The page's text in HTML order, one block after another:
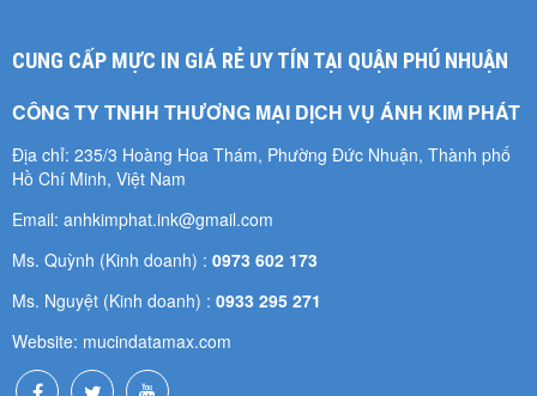
CUNG CẤP MỰC IN GIÁ RẺ UY TÍN TẠI QUẬN PHÚ NHUẬN
CÔNG TY TNHH THƯƠNG MẠI DỊCH VỤ ÁNH KIM PHÁT
Địa chỉ: 235/3 Hoàng Hoa Thám, Phường Đức Nhuận, Thành phố
Hồ Chí Minh, Việt Nam
Email: anhkimphat.ink@gmail.com
Ms. Quỳnh (Kinh doanh) : 0973 602 173
Ms. Nguyệt (Kinh doanh) : 0933 295 271
Website: mucindatamax.com